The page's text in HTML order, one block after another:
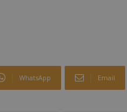
WhatsApp Email